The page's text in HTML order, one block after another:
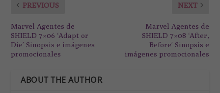
PREVIOUS
Marvel Agentes de
SHIELD 7×06 ‘Adapt or
Die’ Sinopsis e imágenes
promocionales
NEXT
Marvel Agentes de
SHIELD 7×08 ‘After,
Before’ Sinopsis e
imágenes promocionales
ABOUT THE AUTHOR